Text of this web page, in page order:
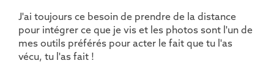
J'ai toujours ce besoin de prendre de la distance
pour intégrer ce que je vis et les photos sont l'un de
mes outils préférés pour acter le fait que tu l'as
vécu, tu l'as fait !